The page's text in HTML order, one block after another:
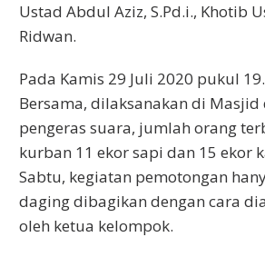
Ustad Abdul Aziz, S.Pd.i., Khotib
Ridwan.
Pada Kamis 29 Juli 2020 pukul
Bersama, dilaksanakan di
pengeras suara, jumlah orang
kurban 11 ekor sapi dan 15 ekor
Sabtu, kegiatan pemotongan
daging dibagikan dengan cara
oleh ketua kelompok.